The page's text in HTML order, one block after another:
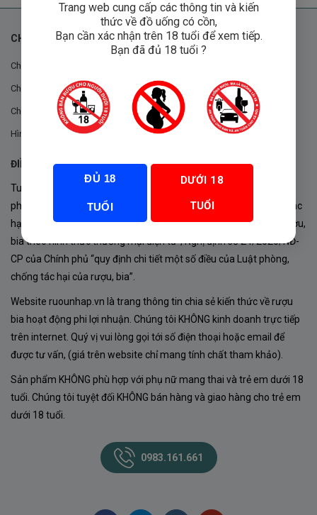
CHÍNH SÁCH
Chính sách chung
Chính sách đổi trả
Chính sách mua hàng
Hình thức thanh toán
ĐIỀU KHOẢN VÀ CHÍNH SÁCH
Tuân thủ Nghị định 105/2017/NĐ-CP ngày 14/9/2017 của Chính
phủ về sản xuất, kinh doanh rượu. Tuân thủ Luật “phòng chống tác
hại của rượu, bia” số 44/2019/QH14-Điều 16 về “điều kiện bán rượu,
bia theo hình thức thương mại điện tử”; Nghị định số 24/2020/NĐ-
CP của Chính phủ “quy định chi tiết một số điều của Luật phòng,
chống tác hại của rượu, bia”.
Website ruounhap.vn là trang thông tin chia sẻ kiến thức về rượu
bia hoạt động phi lợi nhuận. Chúng tôi KHÔNG kinh doanh trực tiếp
trên internet. Quý vị vui lòng gọi tới số điện thoại hoặc email để
được tư vấn, (giá trên website chỉ mang tính chất tham khảo).
Sản phẩm KHÔNG phù hợp với phụ nữ mang thai và trẻ em dưới 18
tuổi. Chúng tôi tuyệt đối KHÔNG bán hàng và giao hàng cho trẻ em
dưới 18 tuổi.
0983.161.661
Trang web cung cấp các thông tin và kiến
thức về đồ uống có cồn,
Bạn cần xác nhận trên 18 tuổi để xem tiếp.
Bạn đã đủ 18 tuổi ?
ĐỦ 18
TUỔI
DƯỚI 18
TUỔI